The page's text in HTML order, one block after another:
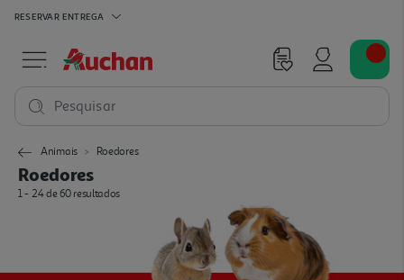
RESERVAR ENTREGA
Pesquisar
Animais Roedores
Roedores
1 - 24 de 60 resultados